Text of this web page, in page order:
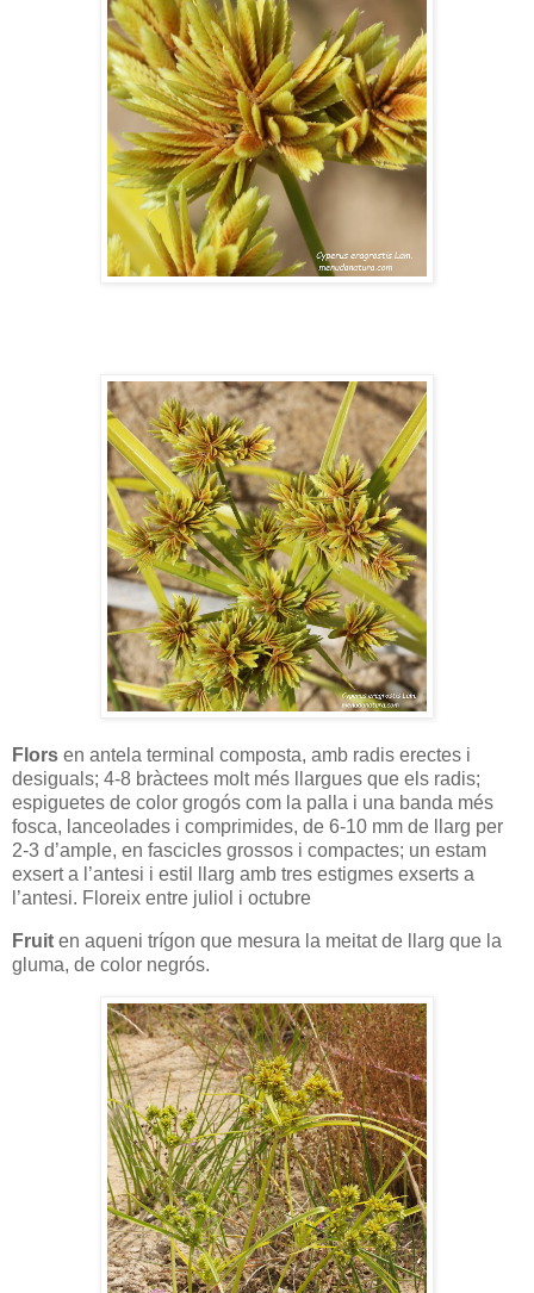
Flors en antela terminal composta, amb radis erectes i
desiguals; 4-8 bràctees molt més llargues que els radis;
espiguetes de color grogós com la palla i una banda més
fosca, lanceolades i comprimides, de 6-10 mm de llarg per
2-3 d’ample, en fascicles grossos i compactes; un estam
exsert a l’antesi i estil llarg amb tres estigmes exserts a
l’antesi. Floreix entre juliol i octubre
Fruit en aqueni trígon que mesura la meitat de llarg que la
gluma, de color negrós.